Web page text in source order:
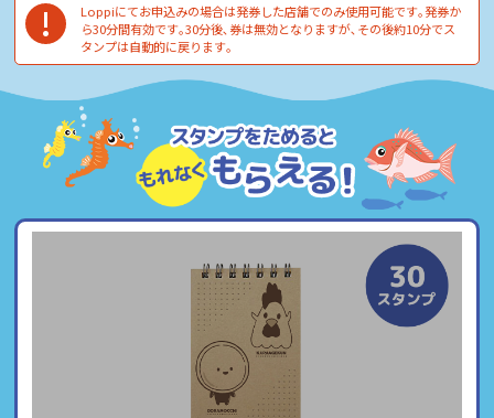
!
Loppiにてお申込みの場合は発券した店舗でのみ使⽤可能です｡発券か
ら30分間有効です｡30分後､券は無効となりますが､その後約10分でス
タンプは⾃動的に戻ります｡